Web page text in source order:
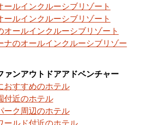
ールインクルーシブリゾート
ールインクルーシブリゾート
オールインクルーシブリゾート
ナのオールインクルーシブリゾー
ァンアウトドアアドベンチャー
おすすめのホテル
付近のホテル
ーク周辺のホテル
ールド付近のホテル